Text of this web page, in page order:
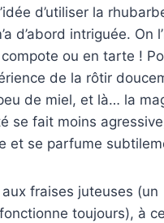
d’utiliser la
d’abord intriguée. On
ou en tarte !
de la rôtir
de miel, et là… la
se fait moins
et se parfume
aux fraises juteuses (un
toujours), à